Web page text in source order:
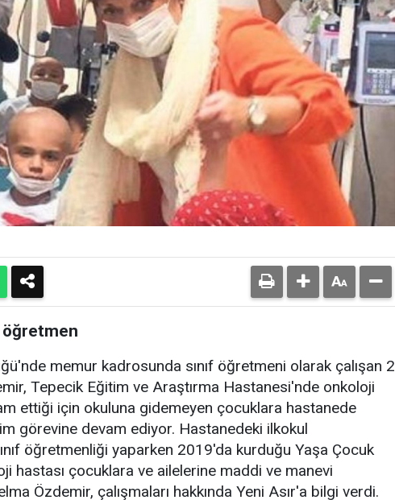
öğretmen
memur kadrosunda sınıf öğretmeni olarak çalışan 2
Tepecik Eğitim ve Araştırma Hastanesi'nde onkoloji
ettiği için okuluna gidemeyen çocuklara hastanede
görevine devam ediyor. Hastanedeki ilkokul
öğretmenliği yaparken 2019'da kurduğu Yaşa Çocuk
hastası çocuklara ve ailelerine maddi ve manevi
Özdemir, çalışmaları hakkında Yeni Asır'a bilgi verdi.